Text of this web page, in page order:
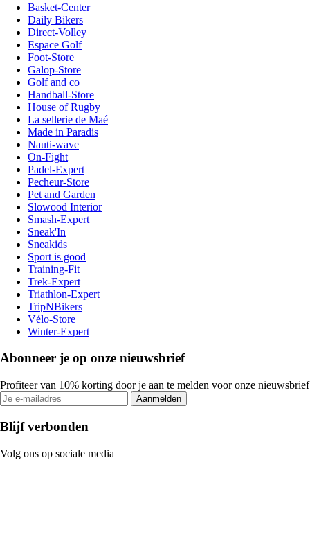
Basket-Center
Daily Bikers
Direct-Volley
Espace Golf
Foot-Store
Galop-Store
Golf and co
Handball-Store
House of Rugby
La sellerie de Maé
Made in Paradis
Nauti-wave
On-Fight
Padel-Expert
Pecheur-Store
Pet and Garden
Slowood Interior
Smash-Expert
Sneak'In
Sneakids
Sport is good
Training-Fit
Trek-Expert
Triathlon-Expert
TripNBikers
Vélo-Store
Winter-Expert
Abonneer je op onze nieuwsbrief
Profiteer van 10% korting door je aan te melden voor onze nieuwsbrief
Aanmelden
Blijf verbonden
Volg ons op sociale media